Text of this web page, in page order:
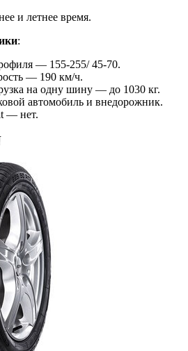
и летнее время.
:
— 155-255/ 45-70.
— 190 км/ч.
на одну шину — до 1030 кг.
автомобиль и внедорожник.
— нет.